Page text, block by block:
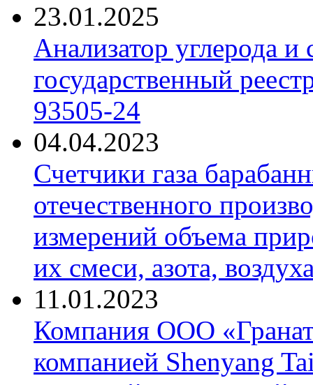
23.01.2025
Анализатор углерода
государственный
93505-24
04.04.2023
Счетчики газа
отечественного
измерений объема
их смеси, азота,
11.01.2023
Компания ООО
компанией Shenyang